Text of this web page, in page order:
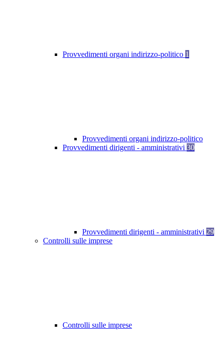
Provvedimenti organi indirizzo-politico 1
Provvedimenti organi indirizzo-politico
Provvedimenti dirigenti - amministrativi 30
Provvedimenti dirigenti - amministrativi 29
Controlli sulle imprese
Controlli sulle imprese